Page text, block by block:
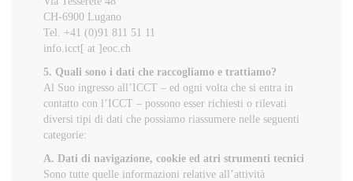
CH-6900 Lugano
Tel. +41 (0)91 811 51 11
info.icct[ at ]eoc.ch
5. Quali sono i dati che raccogliamo e trattiamo?
Al Suo ingresso all’ICCT – ed ogni volta che si entra in
contatto con l’ICCT – possono esser richiesti o rilevati
diversi tipi di dati che possiamo riassumere nelle seguenti
categorie:
A. Dati di navigazione, cookie ed atri strumenti tecnici
Sono tutte quelle informazioni relative all’attività